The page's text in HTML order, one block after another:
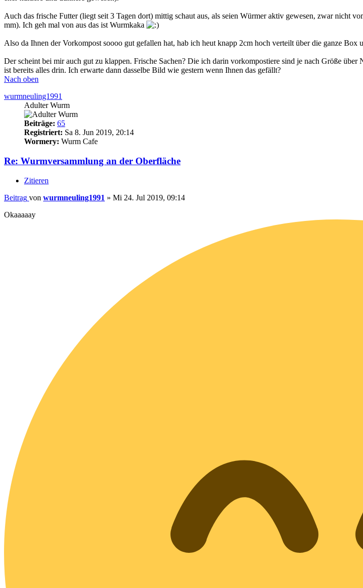
Auch das frische Futter (liegt seit 3 Tagen dort) mittig schaut aus, als seien Würmer aktiv gewesen, zwar nicht
mm). Ich geh mal von aus das ist Wurmkaka
Also da Ihnen der Vorkompost soooo gut gefallen hat, hab ich heut knapp 2cm hoch verteilt über die ganze Box
Der scheint bei mir auch gut zu klappen. Frische Sachen? Die ich darin vorkompostiere sind je nach Größe
ist bereits alles drin. Ich erwarte dann dasselbe Bild wie gestern wenn Ihnen das gefällt?
Nach oben
wurmneuling1991
Adulter Wurm
Beiträge: 65
Registriert: Sa 8. Jun 2019, 20:14
Wormery: Wurm Cafe
Re: Wurmversammlung an der Oberfläche
Zitieren
Beitrag von wurmneuling1991 » Mi 24. Jul 2019, 09:14
Okaaaaay